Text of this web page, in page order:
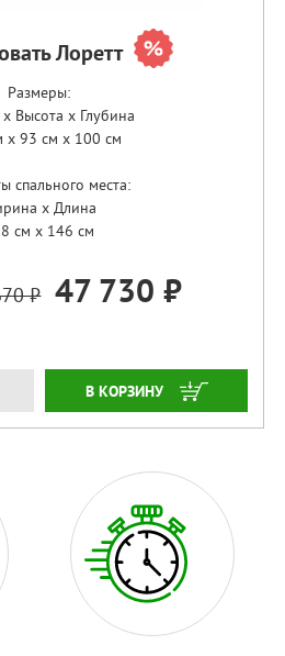
Лоретт
Размеры:
Высота x Глубина
x 93 см x 100 см
спального места:
x Длина
см x 146 см
₽ 47 730 ₽
ЗАКАЗАТЬ